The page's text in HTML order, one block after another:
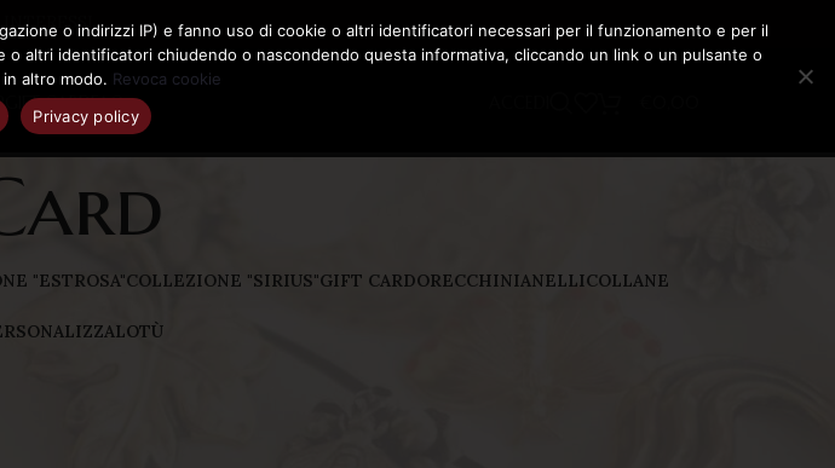
GIFT CARDFAQ
"ESTROSA"COLLEZIONE "SIRIUS"GIFT CARDORECCHINIANELLICOLLANE
o indirizzi IP) e fanno uso di cookie o altri identificatori necessari per il funzionamento e per il
altri identificatori chiudendo o nascondendo questa informativa, cliccando un link o un pulsante o
altro modo. Revoca cookie
Privacy policy